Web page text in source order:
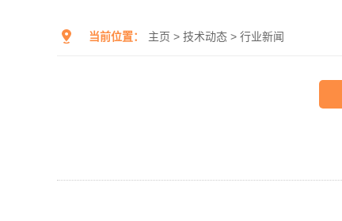
当前位置： 主页 > 技术动态 > 行业新闻